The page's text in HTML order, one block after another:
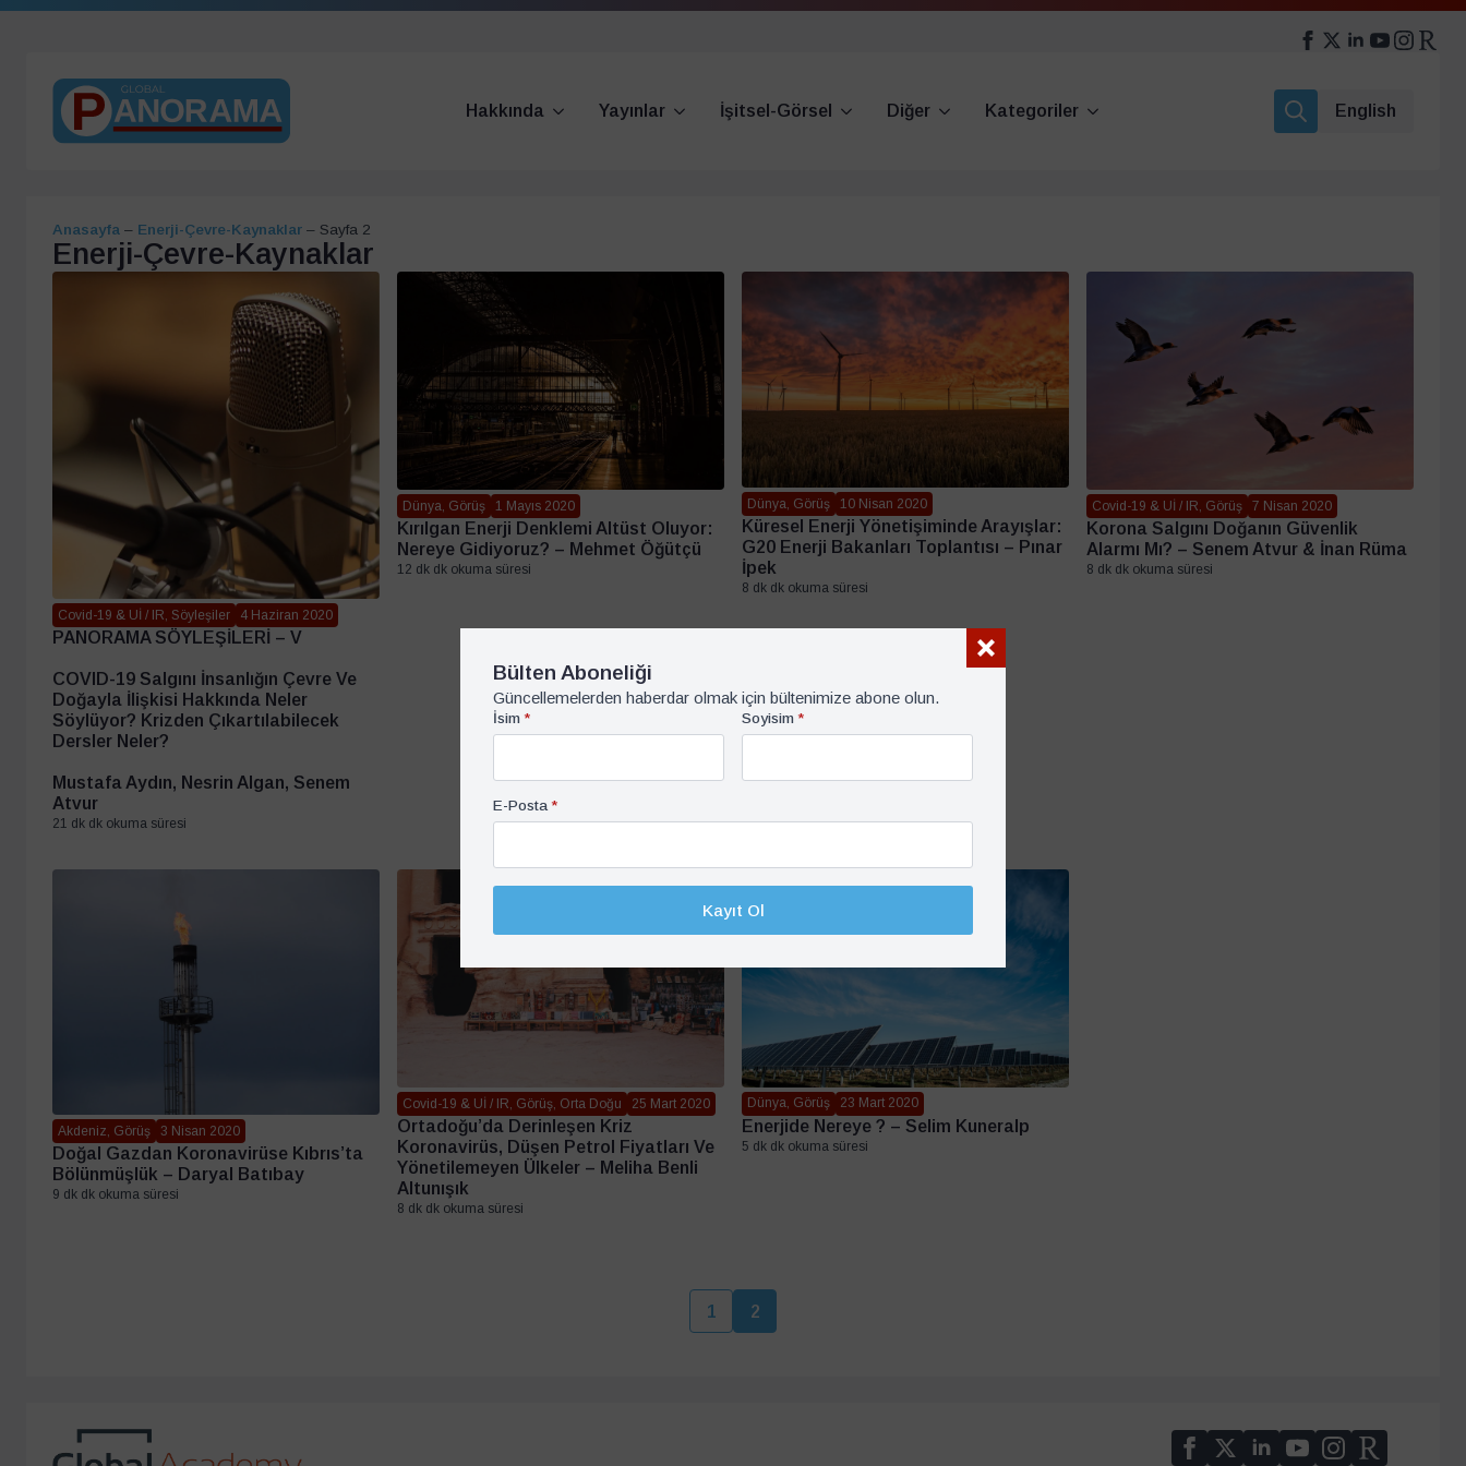
Hakkında Yayınlar İşitsel-Görsel Diğer
Kategoriler
English
Anasayfa – Enerji-Çevre-Kaynaklar – Sayfa 2
Enerji-Çevre-Kaynaklar
Covid-19 & Uİ / IR, Söyleşiler 4 Haziran 2020
PANORAMA SÖYLEŞİLERİ – V
COVID-19 Salgını İnsanlığın Çevre Ve
Doğayla İlişkisi Hakkında Neler
Söylüyor? Krizden Çıkartılabilecek
Dersler Neler?
Mustafa Aydın, Nesrin Algan, Senem
Atvur
21 dk dk okuma süresi
Dünya, Görüş 1 Mayıs 2020
Kırılgan Enerji Denklemi Altüst Oluyor:
Nereye Gidiyoruz? – Mehmet Öğütçü
12 dk dk okuma süresi
Dünya, Görüş 10 Nisan 2020
Küresel Enerji Yönetişiminde Arayışlar:
G20 Enerji Bakanları Toplantısı – Pınar
İpek
8 dk dk okuma süresi
Covid-19 & Uİ / IR, Görüş 7 Nisan 2020
Korona Salgını Doğanın Güvenlik
Alarmı Mı? – Senem Atvur & İnan Rüma
8 dk dk okuma süresi
Akdeniz, Görüş 3 Nisan 2020
Doğal Gazdan Koronavirüse Kıbrıs’ta
Bölünmüşlük – Daryal Batıbay
9 dk dk okuma süresi
Covid-19 & Uİ / IR, Görüş, Orta Doğu 25 Mart 2020
Ortadoğu’da Derinleşen Kriz
Koronavirüs, Düşen Petrol Fiyatları Ve
Yönetilemeyen Ülkeler – Meliha Benli
Altunışık
8 dk dk okuma süresi
Dünya, Görüş 23 Mart 2020
Enerjide Nereye ? – Selim Kuneralp
5 dk dk okuma süresi
1 2
Bülten Aboneliği
Güncellemelerden haberdar olmak için bültenimize abone olun.
İsim * Soyisim *
E-Posta *
Kayıt Ol